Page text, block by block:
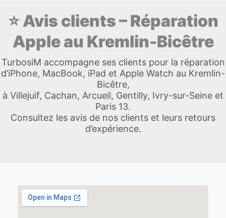
⭐ Avis clients – Réparation
Apple au Kremlin-Bicêtre
TurbosiM accompagne ses clients pour la réparation
d’iPhone, MacBook, iPad et Apple Watch au Kremlin-
Bicêtre,
à Villejuif, Cachan, Arcueil, Gentilly, Ivry-sur-Seine et
Paris 13.
Consultez les avis de nos clients et leurs retours
d’expérience.